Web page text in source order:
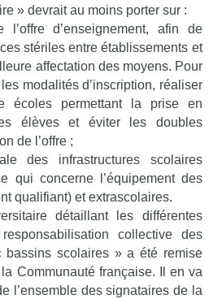
» devrait au moins porter sur :
l’offre d’enseignement, afin de
stériles entre établissements et
affectation des moyens. Pour
modalités d’inscription, réaliser
écoles permettant la prise en
élèves et éviter les doubles
de l’offre ;
des infrastructures scolaires
qui concerne l’équipement des
qualifiant) et extrascolaires.
détaillant les différentes
collective des
bassins scolaires » a été remise
Communauté française. Il en va
l’ensemble des signataires de la